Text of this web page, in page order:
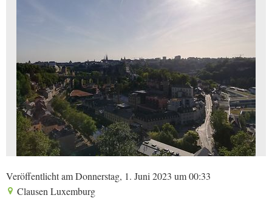
Veröffentlicht am Donnerstag, 1. Juni 2023 um 00:33
Clausen Luxemburg